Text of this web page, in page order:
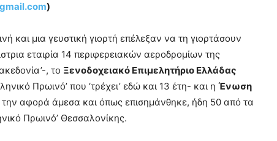
)
και μια γευστική γιορτή επέλεξαν να τη γιορτάσουν
εταιρία 14 περιφερειακών αεροδρομίων της
, το Ξενοδοχειακό Επιμελητήριο Ελλάδας
Πρωινό’ που ‘τρέχει’ εδώ και 13 έτη- και η Ένωση
αφορά άμεσα και όπως επισημάνθηκε, ήδη 50 από τα
Πρωινό’ Θεσσαλονίκης.